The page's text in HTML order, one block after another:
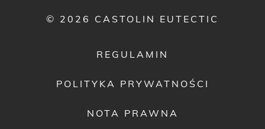
© 2026 CASTOLIN EUTECTIC
REGULAMIN
POLITYKA PRYWATNOŚCI
NOTA PRAWNA